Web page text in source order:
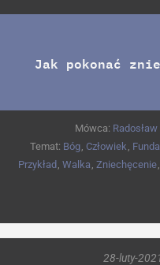
Jak pokonać
Mówca:
Temat: Bóg, Człowiek ,
Przykład ,Walka,Zniechęcenie
28-luty-